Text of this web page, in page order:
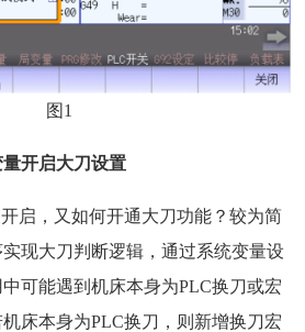
图1
开启大刀设置
启，又如何开通大刀功能？较为简
实现大刀判断逻辑，通过系统变量设
可能遇到机床本身为PLC换刀或宏
床本身为PLC换刀，则新增换刀宏